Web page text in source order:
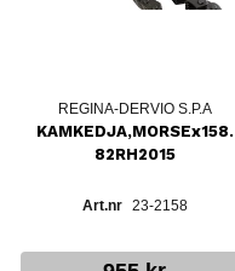
REGINA-DERVIO S.P.A
KAMKEDJA,MORSEx158.
82RH2015
23-2158